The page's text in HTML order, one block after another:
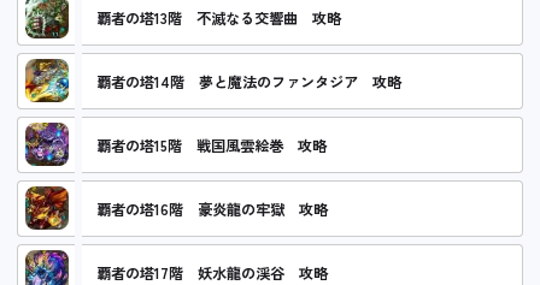
覇者の塔13階 不滅なる交響曲 攻略
覇者の塔14階 夢と魔法のファンタジア 攻略
覇者の塔15階 戦国風雲絵巻 攻略
覇者の塔16階 豪炎龍の牢獄 攻略
覇者の塔17階 妖水龍の渓谷 攻略